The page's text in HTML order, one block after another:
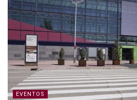
EVENTOS